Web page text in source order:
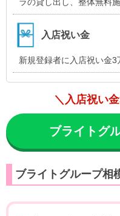
入店祝い金
新規登録者に入店祝い金3
＼入店祝い
ブライトグ
ブライトグループ相